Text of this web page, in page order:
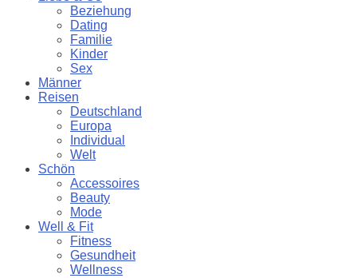
Beziehung
Dating
Familie
Kinder
Sex
Männer
Reisen
Deutschland
Europa
Individual
Welt
Schön
Accessoires
Beauty
Mode
Well & Fit
Fitness
Gesundheit
Wellness